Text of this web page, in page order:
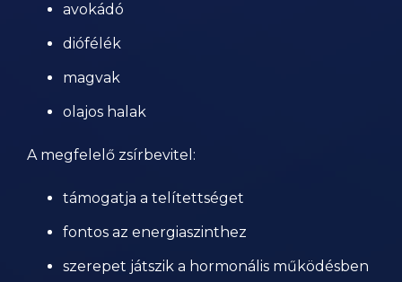
avokádó
diófélék
magvak
olajos halak
A megfelelő zsírbevitel:
támogatja a telítettséget
fontos az energiaszinthez
szerepet játszik a hormonális működésben